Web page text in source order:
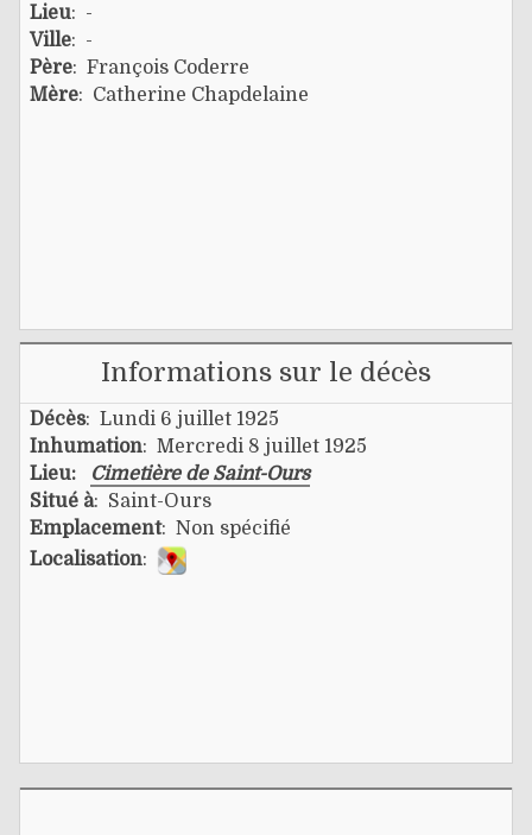
Lieu: -
Ville: -
Père: François Coderre
Mère: Catherine Chapdelaine
Informations sur le décès
Décès: Lundi 6 juillet 1925
Inhumation: Mercredi 8 juillet 1925
Lieu:
Cimetière de Saint-Ours
Situé à: Saint-Ours
Emplacement: Non spécifié
Localisation: